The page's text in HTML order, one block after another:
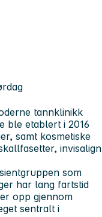
tannklinikk
ble etablert i 2016
samt kosmetiske
invisalign
som
har lang fartstid
opp gjennom
sentralt i